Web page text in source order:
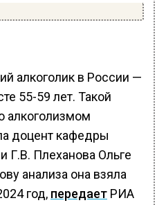
алкоголик в России —
55-59 лет. Такой
алкоголизмом
доцент кафедры
Г.В. Плеханова Ольге
анализа она взяла
год, передает РИА